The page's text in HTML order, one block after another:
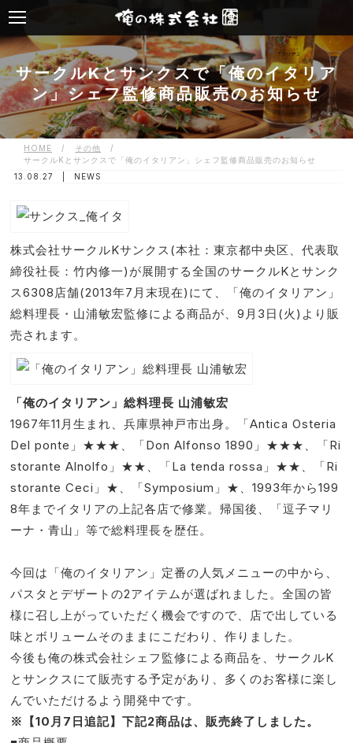
サークルKとサンクスで「俺のイタリア
ン」シェフ監修商品販売のお知らせ
HOME / その他
/
サークルKとサンクスで「俺のイタリアン」シェフ監修商品販売のお知らせ
13.08.27 |
NEWS
株式会社サークルKサンクス(本社：東京都中央区、代表取
締役社長：竹内修一)が展開する全国のサークルKとサンク
ス6308店舗(2013年7月末現在)にて、「俺のイタリアン」
総料理長・山浦敏宏監修による商品が、9月3日(火)より販
売されます。
「俺のイタリアン」総料理長 山浦敏宏
1967年11月生まれ、兵庫県神戸市出身。「Antica Osteria
Del ponte」★★★、「Don Alfonso 1890」★★★、「Ri
storante Alnolfo」★★、「La tenda rossa」★★、「Ri
storante Ceci」★、「Symposium」★、1993年から199
8年までイタリアの上記各店で修業。帰国後、「逗子マリ
ーナ・青山」等で総料理長を歴任。
今回は「俺のイタリアン」定番の人気メニューの中から、
パスタとデザートの2アイテムが選ばれました。全国の皆
様に召し上がっていただく機会ですので、店で出している
味とボリュームそのままにこだわり、作りました。
今後も俺の株式会社シェフ監修による商品を、サークルK
とサンクスにて販売する予定があり、多くのお客様に楽し
んでいただけるよう開発中です。
※【10月7日追記】下記2商品は、販売終了しました。